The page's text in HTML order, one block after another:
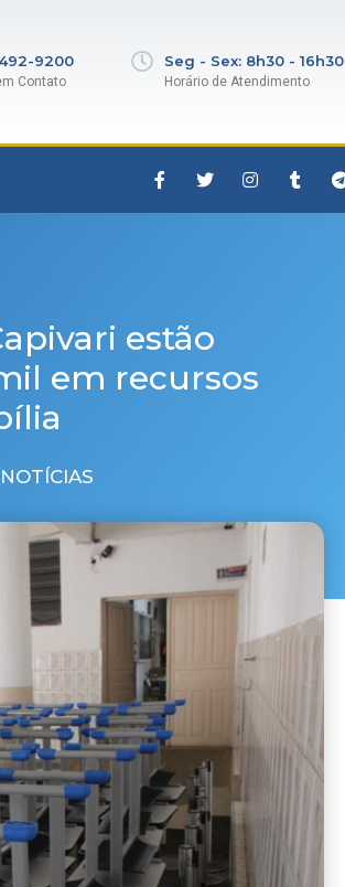
9200
Contato
Seg - Sex: 8h30 - 16h30
Horário de Atendimento
estão
em recursos